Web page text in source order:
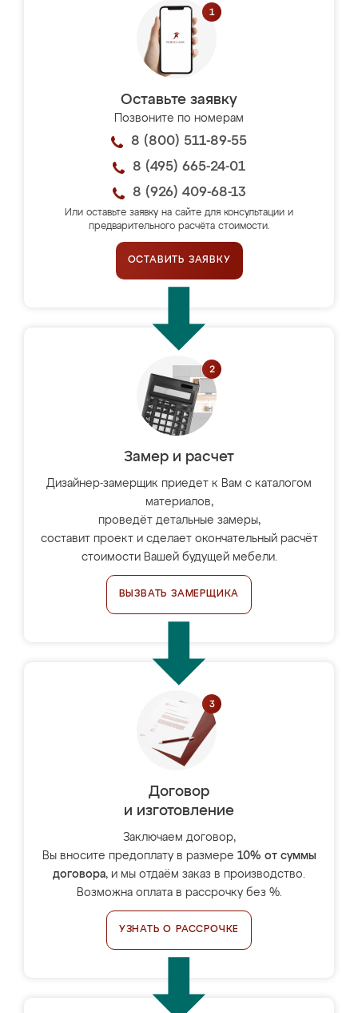
Оставьте заявку
Позвоните по номерам
8 (800) 511-89-55
8 (495) 665-24-01
8 (926) 409-68-13
Или оставьте заявку на сайте для консультации и
предварительного расчёта стоимости.
ОСТАВИТЬ ЗАЯВКУ
Замер и расчет
Дизайнер-замерщик приедет к Вам с каталогом
материалов,
проведёт детальные замеры,
составит проект и сделает окончательный расчёт
стоимости Вашей будущей мебели.
ВЫЗВАТЬ ЗАМЕРЩИКА
Договор
и изготовление
Заключаем договор,
Вы вносите предоплату в размере 10% от суммы
договора, и мы отдаём заказ в производство.
Возможна оплата в рассрочку без %.
УЗНАТЬ О РАССРОЧКЕ